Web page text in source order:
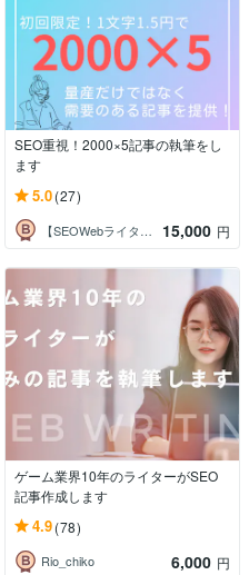
SEO重視！2000×5記事の執筆をし
ます
5.0(27)
【SEOWebライター】深愛―みお― 15,000 円
ゲーム業界10年のライターがSEO
記事作成します
4.9(78)
Rio_chiko 6,000 円